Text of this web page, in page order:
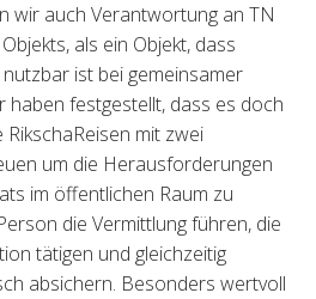
wir auch Verantwortung an TN
als ein Objekt, dass
ist bei gemeinsamer
haben festgestellt, dass es doch
mit zwei
um die Herausforderungen
im öffentlichen Raum zu
die Vermittlung führen, die
tätigen und gleichzeitig
absichern. Besonders wertvoll